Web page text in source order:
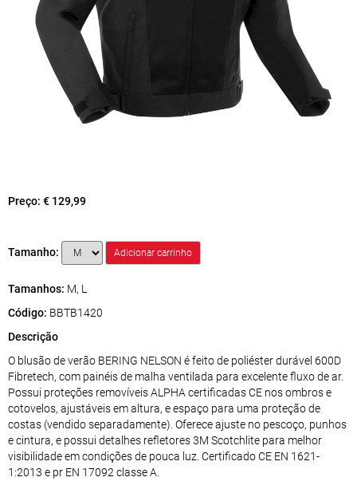
Preço: € 129,99
Tamanho:
Tamanhos: M, L
Código: BBTB1420
Descrição
O blusão de verão BERING NELSON é feito de poliéster durável 600D
Fibretech, com painéis de malha ventilada para excelente fluxo de ar.
Possui proteções removíveis ALPHA certificadas CE nos ombros e
cotovelos, ajustáveis em altura, e espaço para uma proteção de
costas (vendido separadamente). Oferece ajuste no pescoço, punhos
e cintura, e possui detalhes refletores 3M Scotchlite para melhor
visibilidade em condições de pouca luz. Certificado CE EN 1621-
1:2013 e pr EN 17092 classe A.